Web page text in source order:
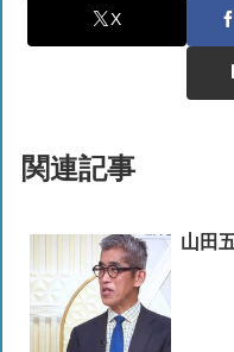
X
関連記事
山田